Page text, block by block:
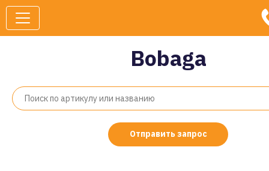
Bobaga
Отправить запрос